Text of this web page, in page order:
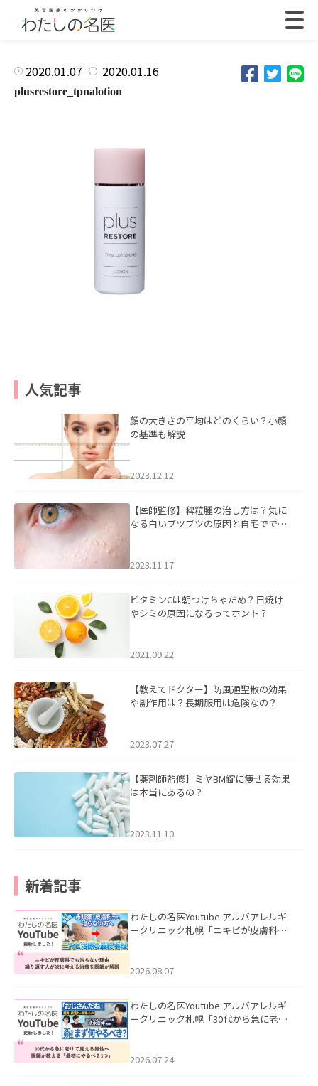
2020.01.07 2020.01.16
plusrestore_tpnalotion
人気記事
顔の大きさの平均はどのくらい？小顔
の基準も解説
2023.12.12
【医師監修】稗粒腫の治し方は？気に
なる白いブツブツの原因と自宅ででき
2023.11.17
ビタミンCは朝つけちゃだめ？日焼け
やシミの原因になるってホント？
2021.09.22
【教えてドクター】防風通聖散の効果
や副作用は？長期服用は危険なの？
2023.07.27
【薬剤師監修】ミヤBM錠に痩せる効果
は本当にあるの？
2023.11.10
新着記事
わたしの名医Youtube アルバアレルギ
ークリニック札幌「ニキビが皮膚科で
ました。
2026.08.07
わたしの名医Youtube アルバアレルギ
ークリニック札幌「30代から急に老け
た。
2026.07.24